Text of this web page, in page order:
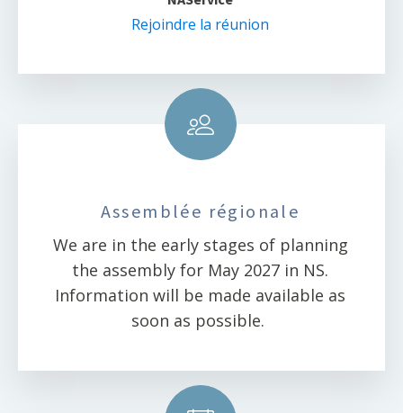
Rejoindre la réunion
Assemblée régionale
We are in the early stages of planning
the assembly for May 2027 in NS.
Information will be made available as
soon as possible.